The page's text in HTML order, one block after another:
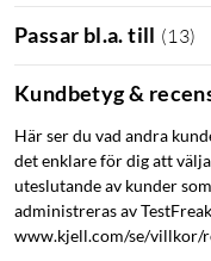
Passar bl.a. till (13)
Kundbetyg &
Här ser du vad andra
det enklare för dig att
uteslutande av kunder
administreras av
www.kjell.com/se/villkor/